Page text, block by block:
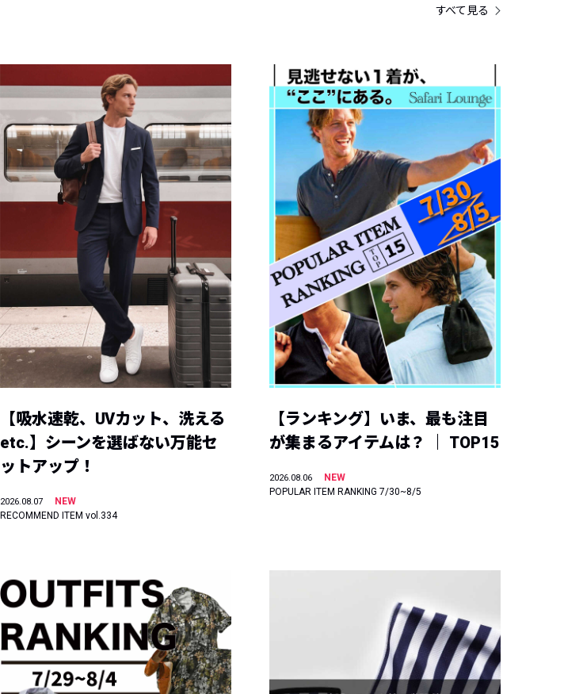
すべて見る
【吸水速乾、UVカット、洗える
etc.】シーンを選ばない万能セ
ットアップ！
2026.08.07
NEW
RECOMMEND ITEM vol.334
【ランキング】いま、最も注目
が集まるアイテムは？ ｜ TOP15
2026.08.06
NEW
POPULAR ITEM RANKING 7/30~8/5